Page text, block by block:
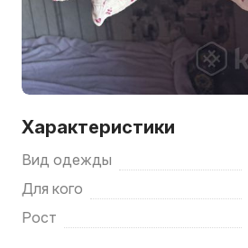
Характеристики
Вид одежды
Для кого
Рост